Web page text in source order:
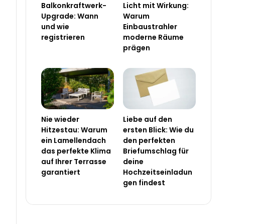
Balkonkraftwerk-
Upgrade: Wann
und wie
registrieren
Licht mit Wirkung:
Warum
Einbaustrahler
moderne Räume
prägen
Nie wieder
Hitzestau: Warum
ein Lamellendach
das perfekte Klima
auf Ihrer Terrasse
garantiert
Liebe auf den
ersten Blick: Wie du
den perfekten
Briefumschlag für
deine
Hochzeitseinladun
gen findest